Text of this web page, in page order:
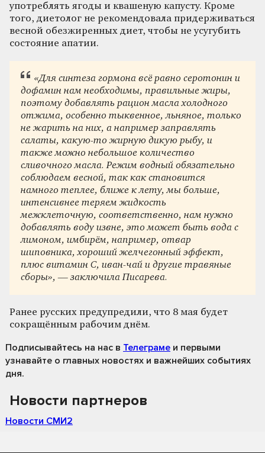
употреблять ягоды и квашеную капусту. Кроме
того, диетолог не рекомендовала придерживаться
весной обезжиренных диет, чтобы не усугубить
состояние апатии.
«Для синтеза гормона всё равно серотонин и
дофамин нам необходимы, правильные жиры,
поэтому добавлять рацион масла холодного
отжима, особенно тыквенное, льняное, только
не жарить на них, а например заправлять
салаты, какую-то жирную дикую рыбу, и
также можно небольшое количество
сливочного масла. Режим водный обязательно
соблюдаем весной, так как становится
намного теплее, ближе к лету, мы больше,
интенсивнее теряем жидкость
межклеточную, соответственно, нам нужно
добавлять воду извне, это может быть вода с
лимоном, имбирём, например, отвар
шиповника, хороший желчегонный эффект,
плюс витамин С, иван-чай и другие травяные
сборы», — заключила Писарева.
Ранее русских предупредили, что 8 мая будет
сокращённым рабочим днём.
Подписывайтесь на нас в Телеграме и первыми
узнавайте о главных новостях и важнейших событиях
дня.
Новости партнеров
Новости СМИ2